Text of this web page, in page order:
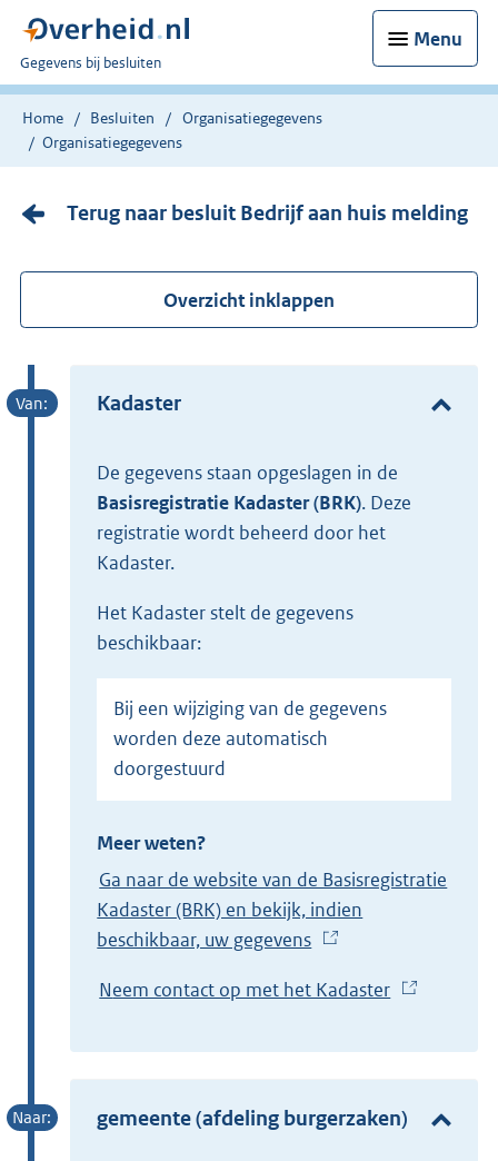
Menu
U
bent
nu
hier:
Gegevens bij besluiten
Home Besluiten
Organisatiegegevens
Organisatiegegevens
Terug naar besluit Bedrijf aan huis melding
Overzicht inklappen
Kadaster
De gegevens staan opgeslagen in de
Basisregistratie Kadaster (BRK). Deze
registratie wordt beheerd door het
Kadaster.
het Kadaster stelt de gegevens
beschikbaar:
Bij een wijziging van de gegevens
worden deze automatisch
doorgestuurd
Meer weten?
Ga naar de website van de Basisregistratie
Kadaster (BRK) en bekijk, indien
beschikbaar, uw gegevens
x
e
n
Neem contact op met het Kadaster
x
t
e
gemeente (afdeling burgerzaken)